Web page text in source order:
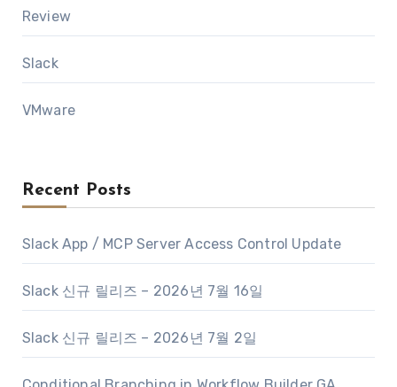
Review
Slack
VMware
Recent Posts
Slack App / MCP Server Access Control Update
Slack 신규 릴리즈 – 2026년 7월 16일
Slack 신규 릴리즈 – 2026년 7월 2일